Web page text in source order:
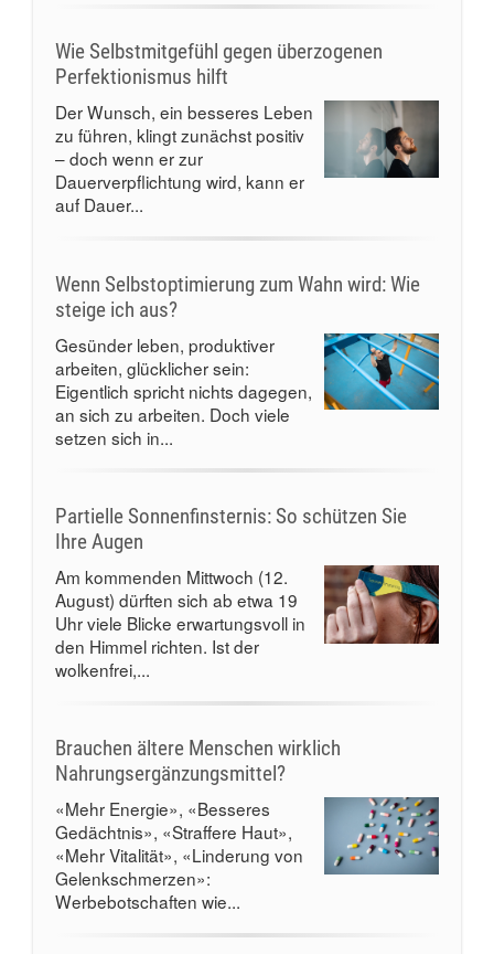
Wie Selbstmitgefühl gegen überzogenen
Perfektionismus hilft
Der Wunsch, ein besseres Leben
zu führen, klingt zunächst positiv
– doch wenn er zur
Dauerverpflichtung wird, kann er
auf Dauer...
Wenn Selbstoptimierung zum Wahn wird: Wie
steige ich aus?
Gesünder leben, produktiver
arbeiten, glücklicher sein:
Eigentlich spricht nichts dagegen,
an sich zu arbeiten. Doch viele
setzen sich in...
Partielle Sonnenfinsternis: So schützen Sie
Ihre Augen
Am kommenden Mittwoch (12.
August) dürften sich ab etwa 19
Uhr viele Blicke erwartungsvoll in
den Himmel richten. Ist der
wolkenfrei,...
Brauchen ältere Menschen wirklich
Nahrungsergänzungsmittel?
«Mehr Energie», «Besseres
Gedächtnis», «Straffere Haut»,
«Mehr Vitalität», «Linderung von
Gelenkschmerzen»:
Werbebotschaften wie...